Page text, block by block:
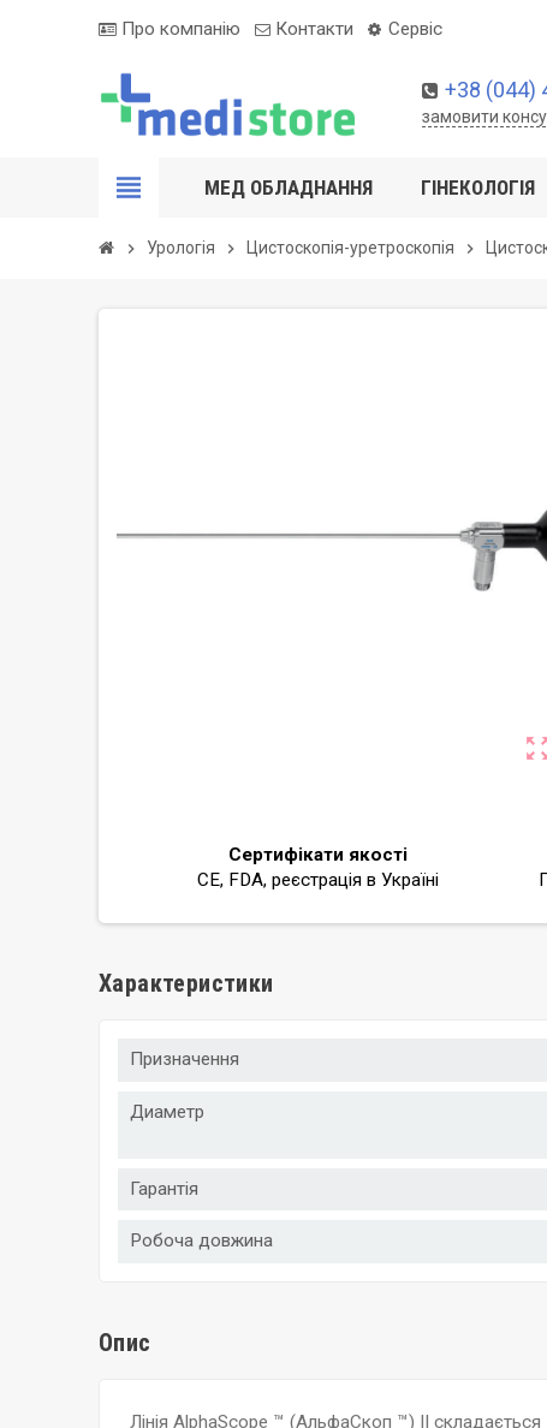
Про компанію Контакти Сервіс
+38 (044)
замовити
view_headline МЕД ОБЛАДНАННЯ ГІНЕКОЛОГІЯ
chevron_right Урологія chevron_right Цистоскопія-уретроскопія chevron_right
Сертифікати якості
CE, FDA, реєстрація в Україні
Характеристики
Призначення
Диаметр
Гарантія
Робоча довжина
Опис
Лінія AlphaScope ™ (АльфаСкоп ™) II